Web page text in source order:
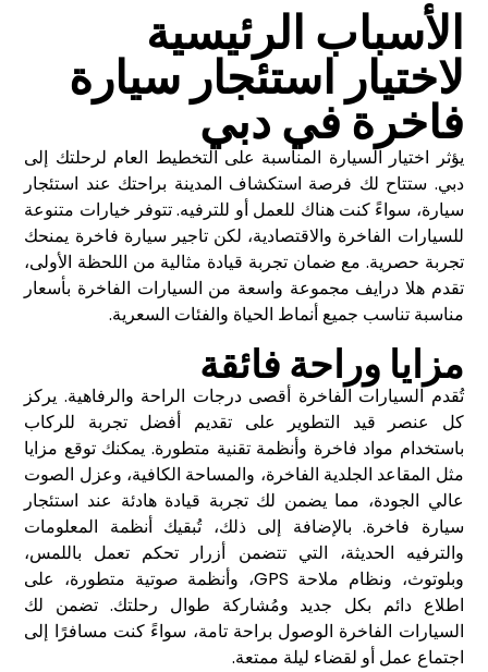
الأسباب الرئيسية
لاختيار استئجار سيارة
فاخرة في دبي
يؤثر اختيار السيارة المناسبة على التخطيط العام لرحلتك إلى
دبي. ستتاح لك فرصة استكشاف المدينة براحتك عند استئجار
سيارة، سواءً كنت هناك للعمل أو للترفيه. تتوفر خيارات متنوعة
للسيارات الفاخرة والاقتصادية، لكنتاجير سيارة فاخرة يمنحك
تجربة حصرية. مع ضمان تجربة قيادة مثالية من اللحظة الأولى،
تقدم هلا درايف مجموعة واسعة من السيارات الفاخرة بأسعار
مناسبة تناسب جميع أنماط الحياة والفئات السعرية.
مزايا وراحة فائقة
تُقدم السيارات الفاخرة أقصى درجات الراحة والرفاهية. يركز
كل عنصر قيد التطوير على تقديم أفضل تجربة للركاب
باستخدام مواد فاخرة وأنظمة تقنية متطورة. يمكنك توقع مزايا
مثل المقاعد الجلدية الفاخرة، والمساحة الكافية، وعزل الصوت
عالي الجودة، مما يضمن لك تجربة قيادة هادئة عند استئجار
سيارة فاخرة. بالإضافة إلى ذلك، تُبقيك أنظمة المعلومات
والترفيه الحديثة، التي تتضمن أزرار تحكم تعمل باللمس،
وبلوتوث، ونظام ملاحة GPS، وأنظمة صوتية متطورة، على
اطلاع دائم بكل جديد ومُشاركة طوال رحلتك. تضمن لك
السيارات الفاخرة الوصول براحة تامة، سواءً كنت مسافرًا إلى
اجتماع عمل أو لقضاء ليلة ممتعة.